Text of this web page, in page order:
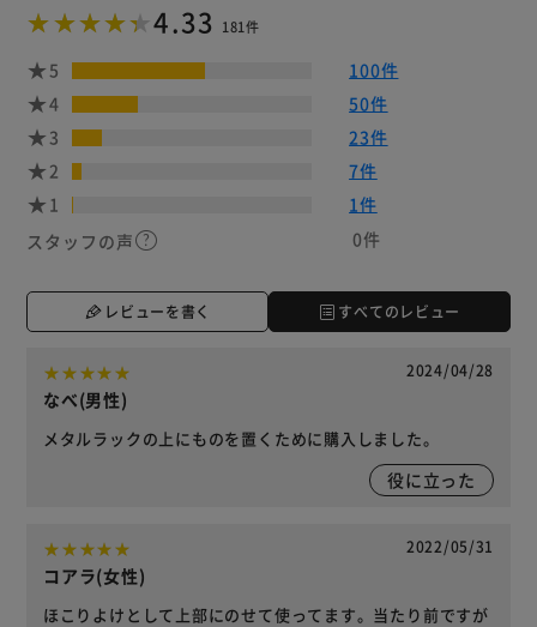
4.33 181件
5
100件
4
50件
3
23件
2
7件
1
1件
スタッフの声
0件
レビューを書く すべてのレビュー
2024/04/28
なべ(男性)
メタルラックの上にものを置くために購入しました。
役に立った
2022/05/31
コアラ(女性)
ほこりよけとして上部にのせて使ってます。当たり前ですが